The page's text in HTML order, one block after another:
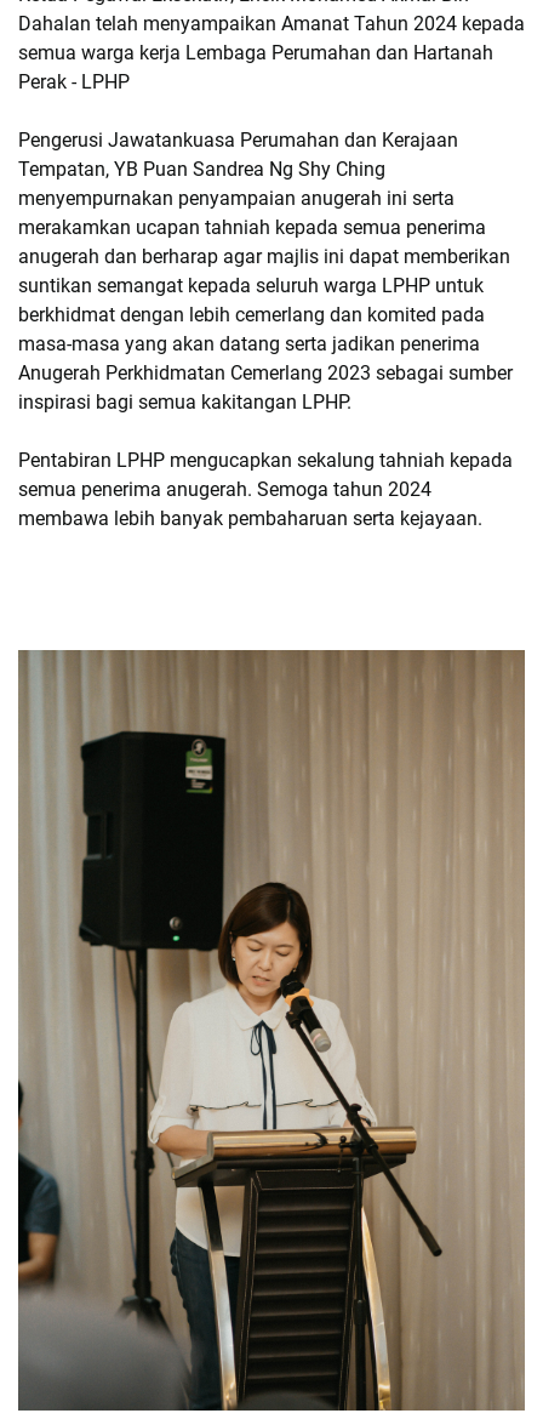
Dahalan telah menyampaikan Amanat Tahun 2024 kepada
semua warga kerja Lembaga Perumahan dan Hartanah
Perak - LPHP
Pengerusi Jawatankuasa Perumahan dan Kerajaan
Tempatan, YB Puan Sandrea Ng Shy Ching
menyempurnakan penyampaian anugerah ini serta
merakamkan ucapan tahniah kepada semua penerima
anugerah dan berharap agar majlis ini dapat memberikan
suntikan semangat kepada seluruh warga LPHP untuk
berkhidmat dengan lebih cemerlang dan komited pada
masa-masa yang akan datang serta jadikan penerima
Anugerah Perkhidmatan Cemerlang 2023 sebagai sumber
inspirasi bagi semua kakitangan LPHP.
Pentabiran LPHP mengucapkan sekalung tahniah kepada
semua penerima anugerah. Semoga tahun 2024
membawa lebih banyak pembaharuan serta kejayaan.